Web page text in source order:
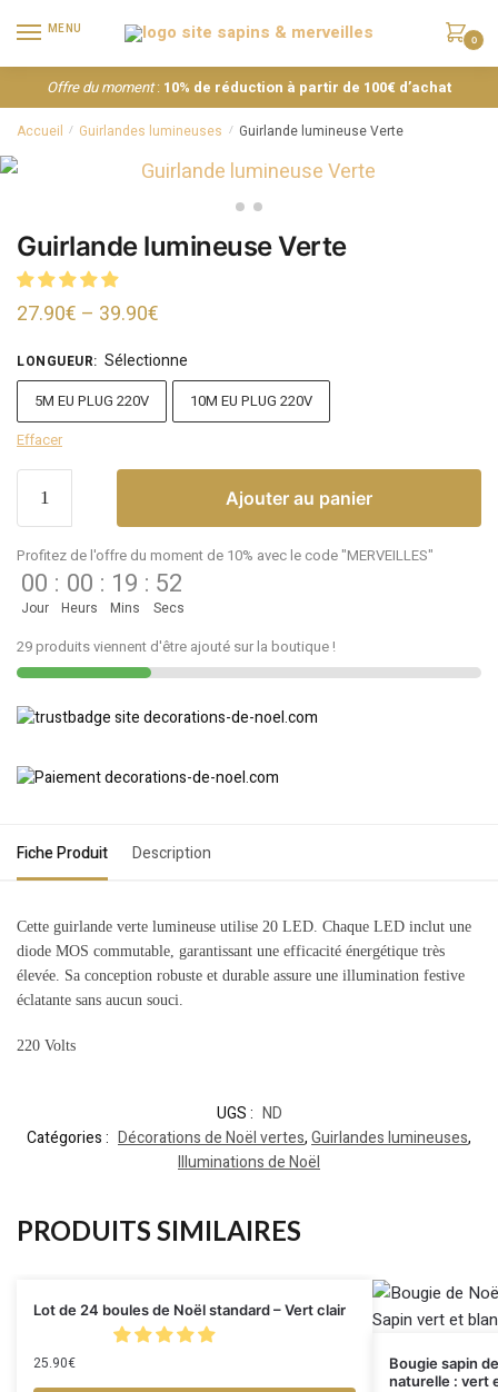
MENU
0
Offre du moment: 10% de réduction à partir de 100€ d’achat
Accueil / Guirlandes lumineuses / Guirlande lumineuse Verte
Guirlande lumineuse Verte
27.90€ – 39.90€
LONGUEUR: Sélectionne
5M EU PLUG 220V
10M EU PLUG 220V
Effacer
Ajouter au panier
Profitez de l'offre du moment de 10% avec le code "MERVEILLES"
00
Jour
: 00
Heurs
: 19
Mins
: 52
Secs
29 produits viennent d'être ajouté sur la boutique !
Fiche Produit Description
Cette guirlande verte lumineuse utilise 20 LED. Chaque LED inclut une
diode MOS commutable, garantissant une efficacité énergétique très
élevée. Sa conception robuste et durable assure une illumination festive
éclatante sans aucun souci.
220 Volts
UGS : ND
Catégories : Décorations de Noël vertes,Guirlandes lumineuses,
Illuminations de Noël
PRODUITS SIMILAIRES
Lot de 24 boules de Noël standard – Vert clair
25.90€
Bougie sapin
naturelle : vert